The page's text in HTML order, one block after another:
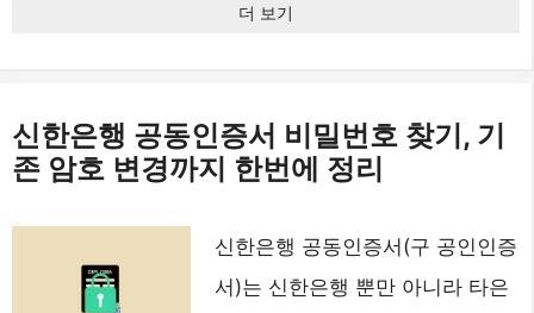
더 보기
신한은행 공동인증서 비밀번호 찾기, 기
존 암호 변경까지 한번에 정리
신한은행 공동인증서(구 공인인증
서)는 신한은행 뿐만 아니라 타은